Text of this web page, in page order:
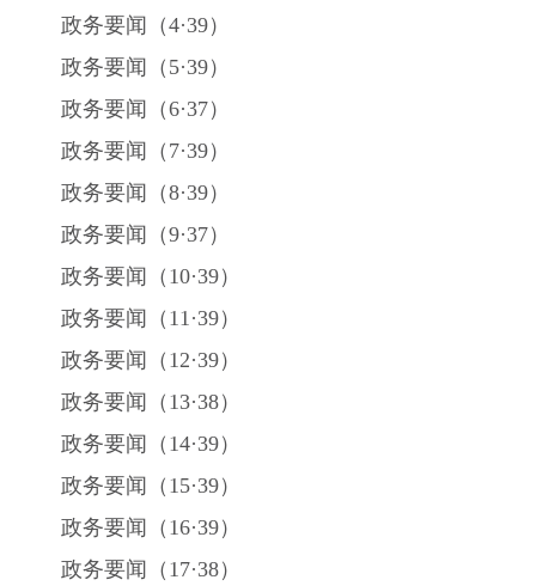
政务要闻（4·39）
政务要闻（ 5·39）
政务要闻（6·37）
政务要闻（ 7·39）
政务要闻（8·39）
政务要闻（9·37）
政务要闻（ 10·39）
政务要闻（ 11 ·39）
政务要闻（ 12·39）
政务要闻（ 13·38）
政务要闻（ 14·39）
政务要闻（ 15·39）
政务要闻（ 16·39）
政务要闻（ 17·38）